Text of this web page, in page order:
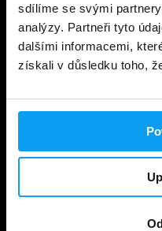
sdílíme se svými
analýzy. Partneři tyto
dalšími informacemi,
získali v důsledku toho,
Užitečné informace
Způsoby a ceny doručení
Odstoupení od smlouvy
Nastavit cookies